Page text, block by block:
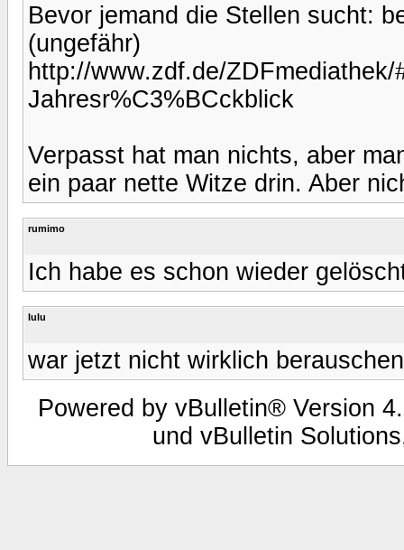
Bevor jemand die Stellen sucht:
(ungefähr)
http://www.zdf.de/
Jahresr%C3%BCckblick
Verpasst hat man nichts, aber
ein paar nette Witze drin. Aber
rumimo
Ich habe es schon wieder
lulu
war jetzt nicht wirklich
Powered by vBulletin® Version
und vBulletin